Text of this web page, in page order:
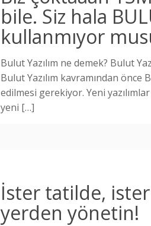
bile. Siz hala
kullanmıyor
Bulut Yazılım ne demek? Bulut
Bulut Yazılım kavramından
edilmesi gerekiyor. Yeni
yeni […]
İster tatilde,
yerden yönetin!